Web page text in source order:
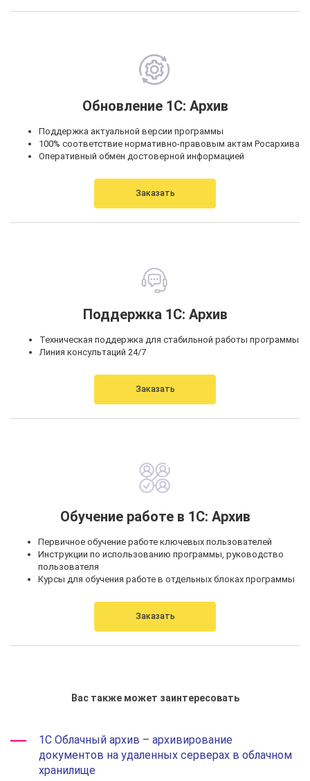
Обновление 1С: Архив
Поддержка актуальной версии программы
100% соответствие нормативно-правовым актам Росархива
Оперативный обмен достоверной информацией
Заказать
Поддержка 1С: Архив
Техническая поддержка для стабильной работы программы
Линия консультаций 24/7
Заказать
Обучение работе в 1С: Архив
Первичное обучение работе ключевых пользователей
Инструкции по использованию программы, руководство
пользователя
Курсы для обучения работе в отдельных блоках программы
Заказать
Вас также может заинтересовать
1С Облачный архив – архивирование
документов на удаленных серверах в облачном
хранилище